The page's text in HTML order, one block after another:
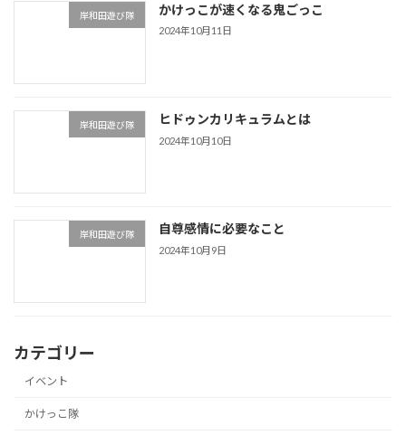
岸和田遊び隊 かけっこが速くなる鬼ごっこ
2024年10月11日
岸和田遊び隊 ヒドゥンカリキュラムとは
2024年10月10日
岸和田遊び隊 自尊感情に必要なこと
2024年10月9日
カテゴリー
イベント
かけっこ隊